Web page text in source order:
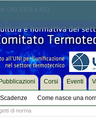
Scadenze Come nasce una
Pubblicazioni Corsi Eventi
di norma